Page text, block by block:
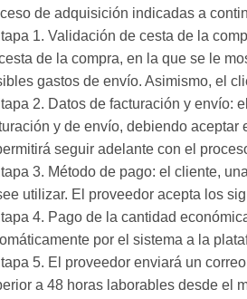
de adquisición indicadas a
1. Validación de cesta de la
de la compra, en la que se le
gastos de envío. Asimismo, el
2. Datos de facturación y envío:
y de envío, debiendo
seguir adelante con el
3. Método de pago: el cliente,
utilizar. El proveedor acepta los
4. Pago de la cantidad
por el sistema a la
5. El proveedor enviará un
a 48 horas laborables desde el